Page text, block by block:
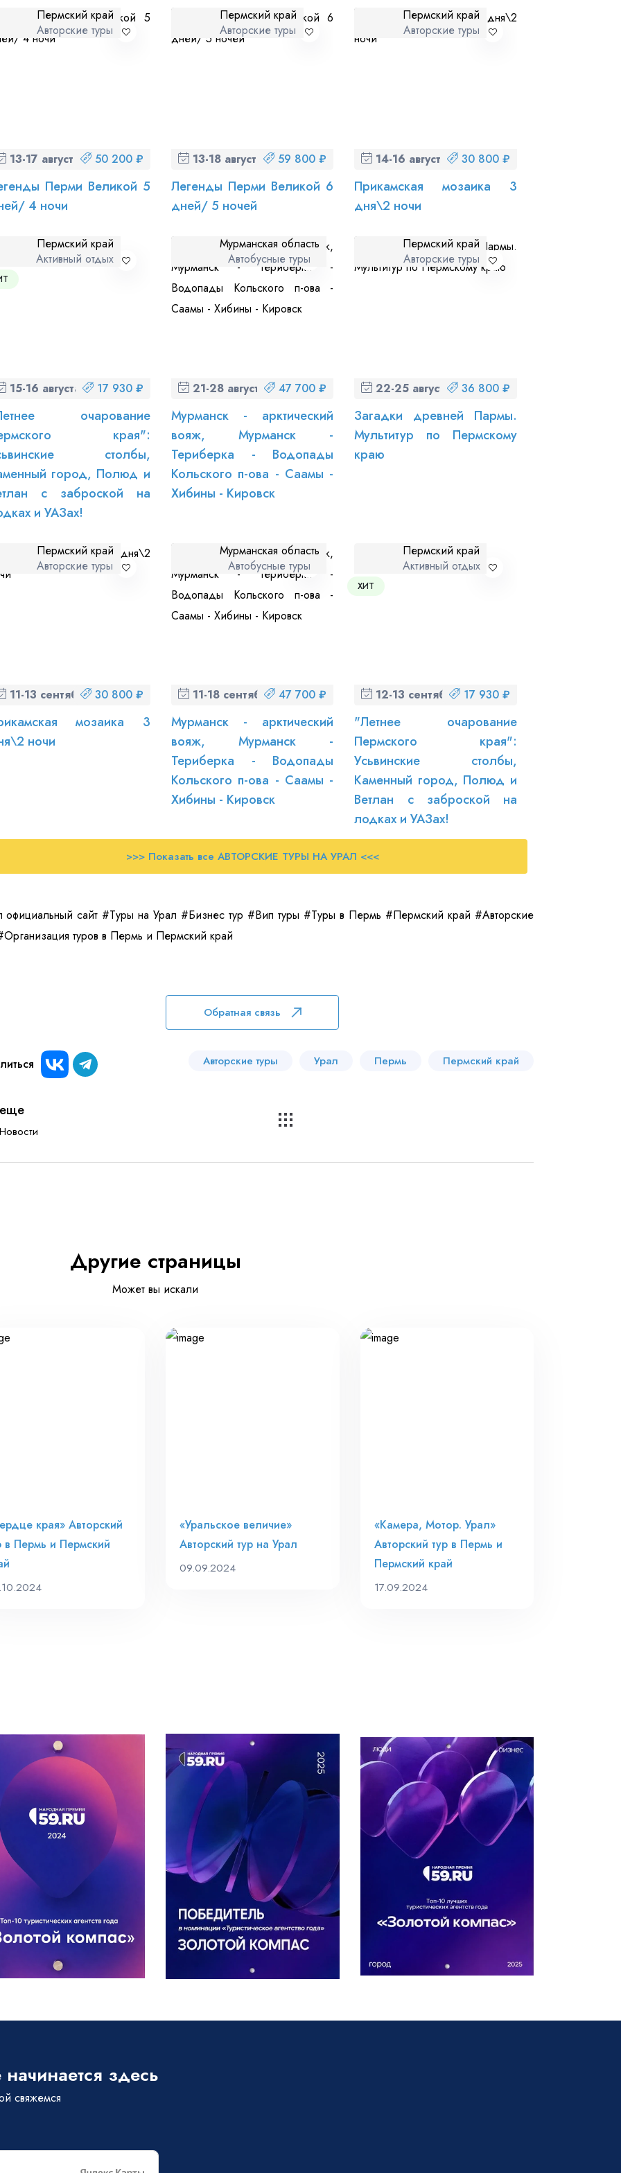
Пермский край
Авторские туры
13-17 августа (чт-пн)50 200 ₽
Перми Великой 5
4 ночи
Пермский край
Авторские туры
13-18 августа (чт-вт)59 800 ₽
Легенды Перми Великой 6
дней/ 5 ночей
Пермский край
Авторские туры
14-16 августа (пт-вс)30 800 ₽
Прикамская мозаика 3
дня\2 ночи
Пермский край
Активный отдых
15-16 августа (сб-вс)17 930 ₽
очарование
края":
столбы,
город, Полюд и
с заброской на
и УАЗах!
Мурманская область
Автобусные туры
21-28 августа (пт-пт)47 700 ₽
Мурманск - арктический
вояж, Мурманск -
Териберка - Водопады
Кольского п-ова - Саамы -
Хибины - Кировск
Пермский край
Авторские туры
22-25 августа (сб-вт)
36 800 ₽
Загадки древней Пармы.
Мультитур по Пермскому
краю
Пермский край
Авторские туры
11-13 сентября (пт-вс)
30 800 ₽
мозаика 3
ночи
Мурманская область
Автобусные туры
11-18 сентября (пт-пт)
47 700 ₽
Мурманск - арктический
вояж, Мурманск -
Териберка - Водопады
Кольского п-ова - Саамы -
Хибины - Кировск
ХИТ
Пермский край
Активный отдых
12-13 сентября (сб-вс)
17 930 ₽
"Летнее очарование
Пермского края":
Усьвинские столбы,
Каменный город, Полюд и
Ветлан с заброской на
лодках и УАЗах!
>>> Показать все АВТОРСКИЕ ТУРЫ НА УРАЛ <<<
официальный сайт #Туры на Урал #Бизнес тур #Вип туры #Туры в Пермь #Пермский край #Авторские
туров в Пермь и Пермский край
Обратная связь
Авторские туры Урал Пермь Пермский край
еще
Новости
Другие страницы
Может вы искали
края» Авторский
в Пермь и Пермский
«Уральское величие»
Авторский тур на Урал
09.09.2024
«Камера, Мотор. Урал»
Авторский тур в Пермь и
Пермский край
17.09.2024
здесь
свяжемся